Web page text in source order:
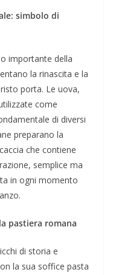
simbolo di
importante della
la rinascita e la
porta. Le uova,
come
di diversi
preparano la
che contiene
semplice ma
in ogni momento
pastiera romana
di storia e
la sua soffice pasta